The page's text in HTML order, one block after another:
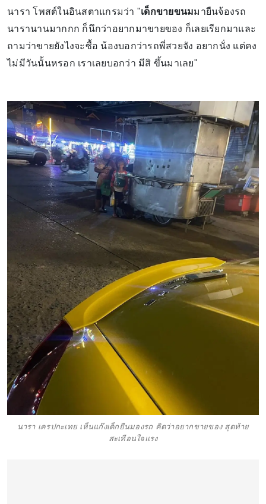
นารา โพสต์ในอินสตาแกรมว่า "เด็กขายขนมมายืนจ้องรถ
นารานานมากกก ก็นึกว่าอยากมาขายของ ก็เลยเรียกมาและ
ถามว่าขายยังไงจะซื้อ น้องบอกว่ารถพี่สวยจัง อยากนั่ง แต่คง
ไม่มีวันนั้นหรอก เราเลยบอกว่า มีสิ ขึ้นมาเลย"
นารา เครปกะเทย เห็นแก๊งเด็กยืนมองรถ คิดว่าอยากขายของ สุดท้าย
สะเทือนใจแรง